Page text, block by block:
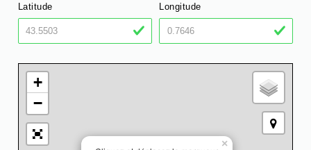
Latitude Longitude
×
+
−